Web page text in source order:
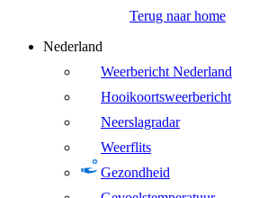
Terug naar home
Nederland
Weerbericht Nederland
Hooikoortsweerbericht
Neerslagradar
Weerflits
Gezondheid